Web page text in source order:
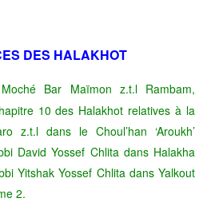
DES HALAKHOT
Bar Maïmon z.t.l Rambam,
10 des Halakhot relatives à la
z.t.l dans le Choul’han ‘Aroukh’
David Yossef Chlita dans Halakha
Yitshak Yossef Chlita dans Yalkout
2.